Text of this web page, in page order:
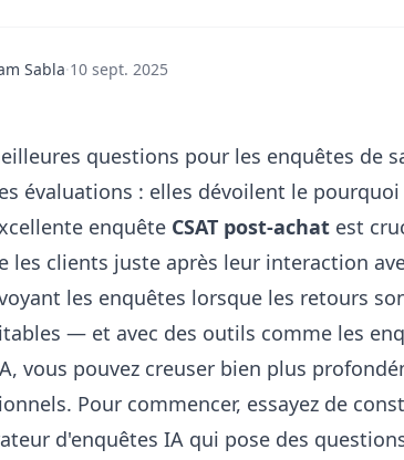
Sabla·10 sept. 2025
questions pour les enquêtes de
évaluations : elles dévoilent le
enquête CSAT post-achat est
les clients juste après leur interaction
les enquêtes lorsque les retours
— et avec des outils comme les
vous pouvez creuser bien plus
Pour commencer, essayez de
d'enquêtes IA qui pose des